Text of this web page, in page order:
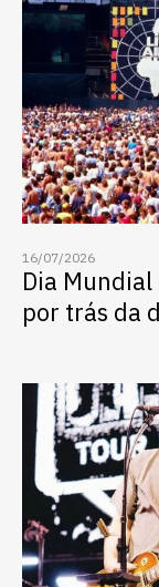
16/07/2026
Dia
por trás da